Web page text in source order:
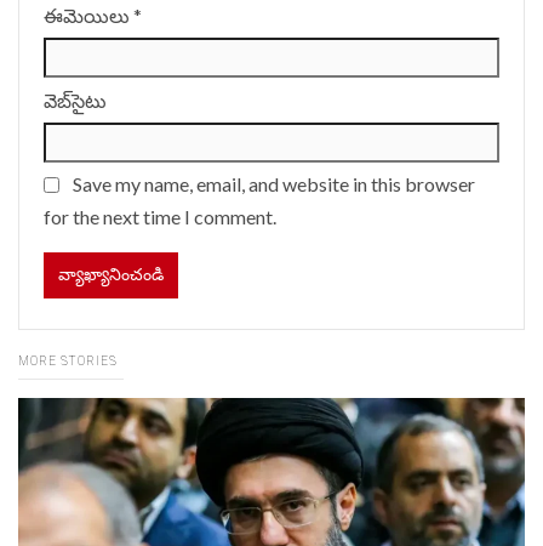
ఈమెయిలు *
వెబ్‌సైటు
Save my name, email, and website in this browser
for the next time I comment.
MORE STORIES